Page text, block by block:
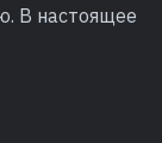
В настоящее